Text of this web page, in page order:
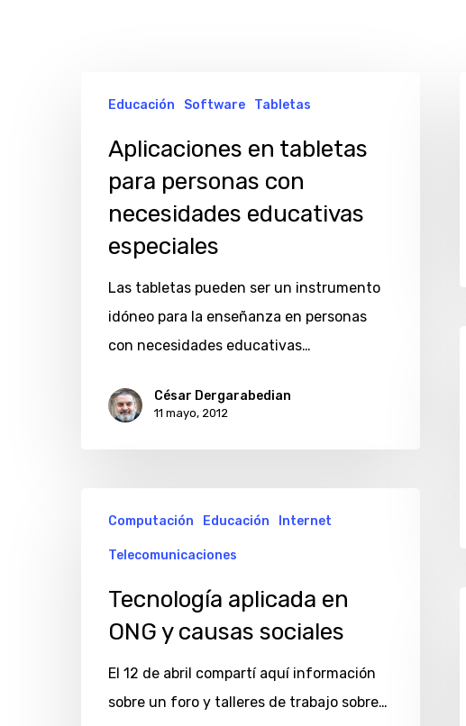
tabletas
necesidades
educativas
especiales
Educación Software Tabletas
Aplicaciones en tabletas
para personas con
necesidades educativas
especiales
Las tabletas pueden ser un instrumento
idóneo para la enseñanza en personas
con necesidades educativas…
César Dergarabedian
11 mayo, 2012
aplicada
ONG
causas
sociales
Computación Educación Internet
Telecomunicaciones
Tecnología aplicada en
ONG y causas sociales
El 12 de abril compartí aquí información
sobre un foro y talleres de trabajo sobre…